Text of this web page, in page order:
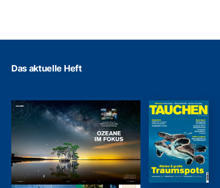
Das aktuelle Heft